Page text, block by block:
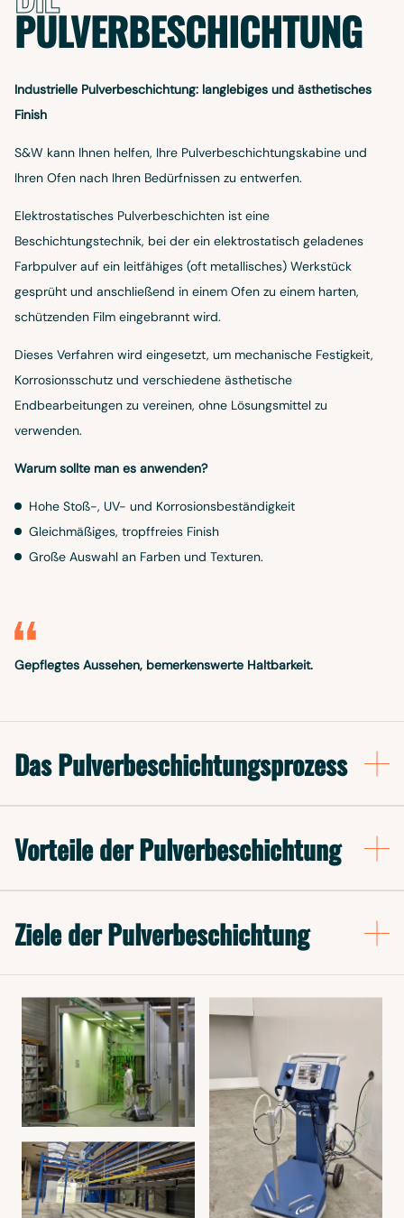
PULVERBESCHICHTUNG
Industrielle Pulverbeschichtung: langlebiges und ästhetisches
Finish
S&W kann Ihnen helfen, Ihre Pulverbeschichtungskabine und
Ihren Ofen nach Ihren Bedürfnissen zu entwerfen.
Elektrostatisches Pulverbeschichten ist eine
Beschichtungstechnik, bei der ein elektrostatisch geladenes
Farbpulver auf ein leitfähiges (oft metallisches) Werkstück
gesprüht und anschließend in einem Ofen zu einem harten,
schützenden Film eingebrannt wird.
Dieses Verfahren wird eingesetzt, um mechanische Festigkeit,
Korrosionsschutz und verschiedene ästhetische
Endbearbeitungen zu vereinen, ohne Lösungsmittel zu
verwenden.
Warum sollte man es anwenden?
Hohe Stoß-, UV- und Korrosionsbeständigkeit
Gleichmäßiges, tropffreies Finish
Große Auswahl an Farben und Texturen.
Gepflegtes Aussehen, bemerkenswerte Haltbarkeit.
Das Pulverbeschichtungsprozess
Vorteile der Pulverbeschichtung
Ziele der Pulverbeschichtung